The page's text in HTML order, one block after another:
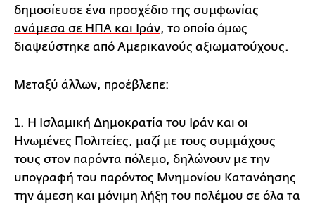
δημοσίευσε ένα προσχέδιο της συμφωνίας
ανάμεσα σε ΗΠΑ και Ιράν, το οποίο όμως
διαψεύστηκε από Αμερικανούς αξιωματούχους.
Μεταξύ άλλων, προέβλεπε:
1. Η Ισλαμική Δημοκρατία του Ιράν και οι
Ηνωμένες Πολιτείες, μαζί με τους συμμάχους
τους στον παρόντα πόλεμο, δηλώνουν με την
υπογραφή του παρόντος Μνημονίου Κατανόησης
την άμεση και μόνιμη λήξη του πολέμου σε όλα τα